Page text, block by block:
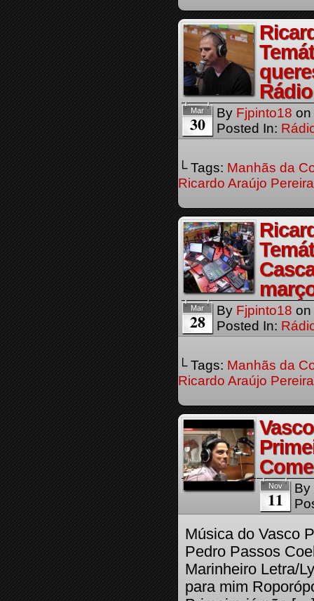
Mar
30 By Fjpinto18 on
Posted In:
└ Tags: Manhãs da
Ricardo Araújo Pereira
Mar
28 By Fjpinto18 on
Posted In:
└ Tags: Manhãs da
Ricardo Araújo Pereira
Nov
11
By
Música do Vasco
Pedro Passos
Marinheiro Letra/
para mim